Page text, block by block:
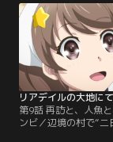
ころで学院の生徒で
その友人マイに遭遇
は家出したマイの護
め、ケーナの元を訪
ーナは2人を連れ、
の森へと入っていく
リアデイルの大地に
第9話 再訪と、人魚
ンビ／辺境の村で“二